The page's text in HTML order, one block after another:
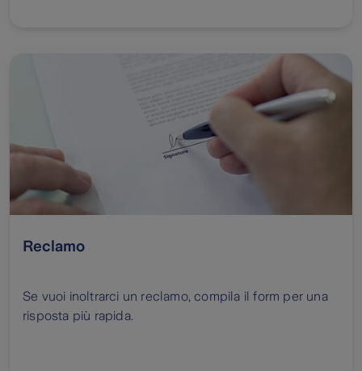
Reclamo
Se vuoi inoltrarci un reclamo, compila il form per una
risposta più rapida.